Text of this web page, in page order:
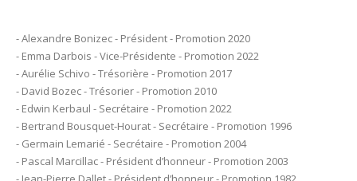
- Alexandre Bonizec - Président - Promotion 2020
- Emma Darbois - Vice-Présidente - Promotion 2022
- Aurélie Schivo - Trésorière - Promotion 2017
- David Bozec - Trésorier - Promotion 2010
- Edwin Kerbaul - Secrétaire - Promotion 2022
- Bertrand Bousquet-Hourat - Secrétaire - Promotion 1996
- Germain Lemarié - Secrétaire - Promotion 2004
- Pascal Marcillac - Président d’honneur - Promotion 2003